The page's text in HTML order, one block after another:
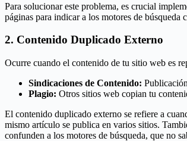
Para solucionar este problema, es crucial
páginas para indicar a los motores de
2. Contenido Duplicado Externo
Ocurre cuando el contenido de tu sitio web es
Sindicaciones de Contenido:
Plagio: Otros sitios web copian tu
El contenido duplicado externo se refiere a
mismo artículo se publica en varios sitios.
confunden a los motores de búsqueda, que no